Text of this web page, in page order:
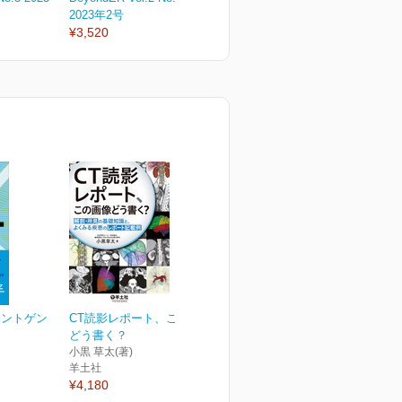
2023年2号
¥3,520
トゲン
CT読影レポート、この画像
どう書く？
小黒 草太(著)
羊土社
¥4,180